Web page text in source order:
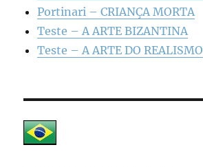
Portinari – CRIANÇA MORTA
Teste – A ARTE BIZANTINA
Teste – A ARTE DO REALISMO